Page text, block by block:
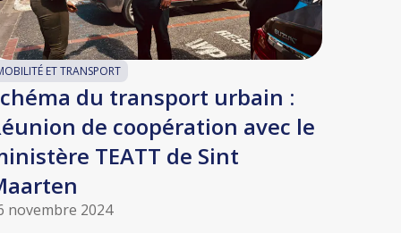
ET TRANSPORT
du transport urbain :
de coopération avec le
TEATT de Sint
novembre 2024